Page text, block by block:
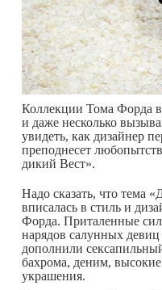
Коллекции Тома Форда
и даже несколько
увидеть, как дизайнер
преподнесет
дикий Вест».
Надо сказать, что тема
вписалась в стиль и
Форда. Приталенные
нарядов салунных девиц
дополнили
бахрома, деним,
украшения.